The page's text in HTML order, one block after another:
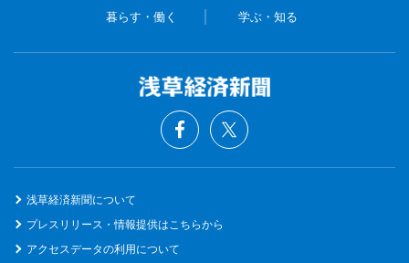
暮らす・働く 学ぶ・知る
浅草経済新聞について
プレスリリース・情報提供はこちらから
アクセスデータの利用について